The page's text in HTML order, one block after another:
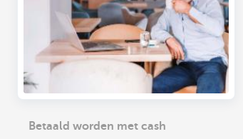
Betaald worden met cash